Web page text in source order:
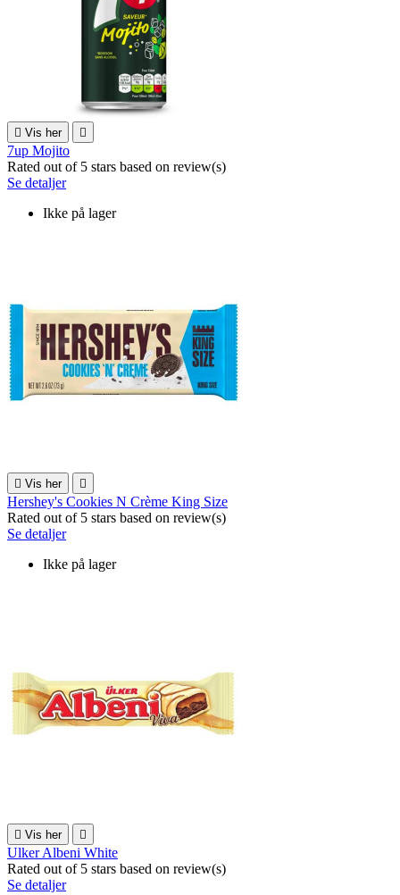
 Vis her 
7up Mojito
Rated out of 5 stars based on review(s)
Se detaljer
Ikke på lager
 Vis her 
Hershey's Cookies N Crème King Size
Rated out of 5 stars based on review(s)
Se detaljer
Ikke på lager
 Vis her 
Ulker Albeni White
Rated out of 5 stars based on review(s)
Se detaljer